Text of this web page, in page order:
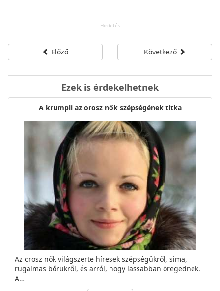
Előző Következő
Ezek is érdekelhetnek
A krumpli az orosz nők szépségének titka
Az orosz nők világszerte híresek szépségükről, sima,
rugalmas bőrükről, és arról, hogy lassabban öregednek.
A…